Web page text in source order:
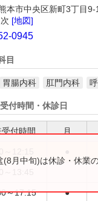
本市中央区新町3丁目9-
[地図]
0945
目
胃腸内科 肛門内科
付時間・休診日
付時間 月
～17:15 ●
(8月中旬)は休診・休業